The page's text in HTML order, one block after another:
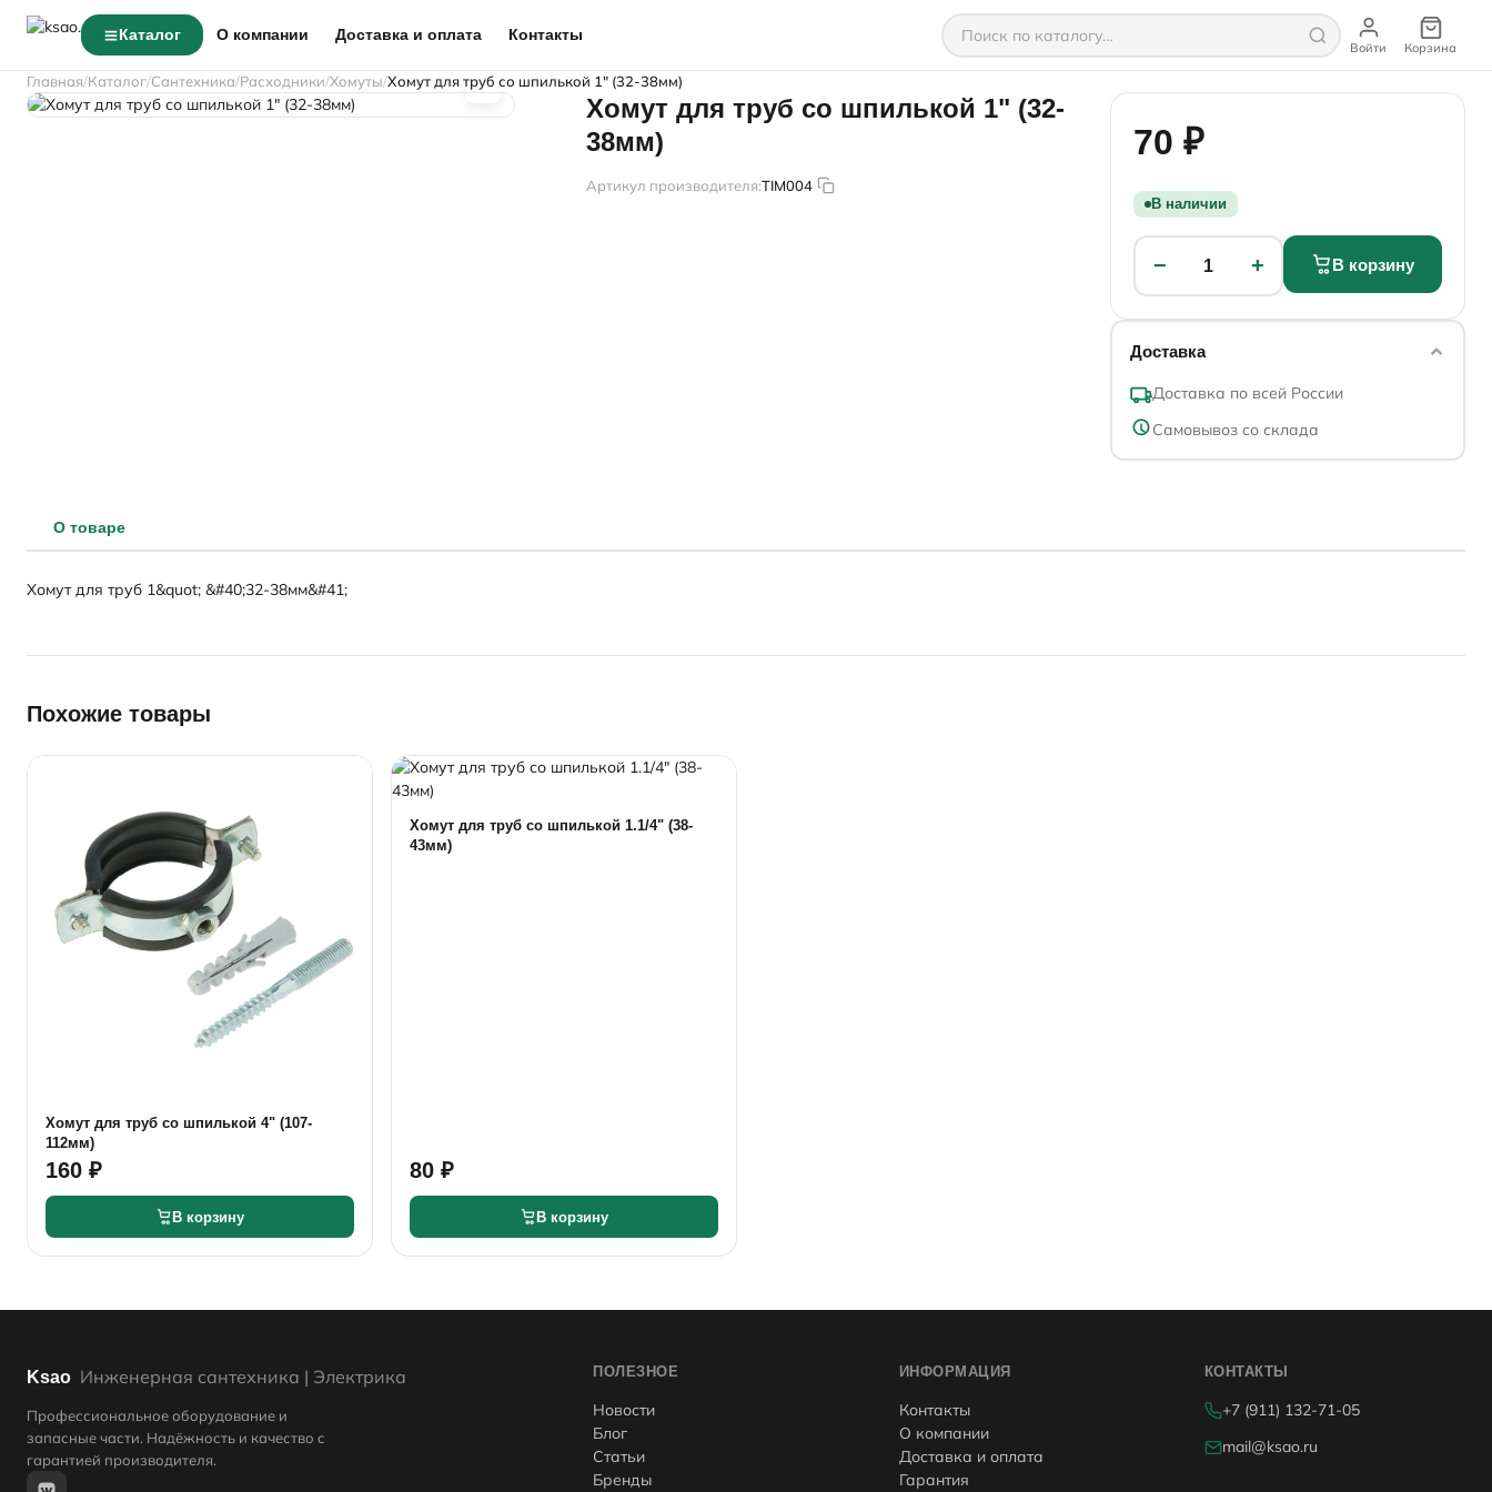
Каталог О компании Доставка и оплата Контакты
Войти Корзина
Главная Каталог Сантехника Расходники Хомуты Хомут для труб со шпилькой 1" (32-38мм)
Хомут для труб со шпилькой 1" (32-
38мм)
Артикул производителя:TIM004
70 ₽
В наличии
− 1 + В корзину
Доставка
Доставка по всей России
Самовывоз со склада
О товаре
Хомут для труб 1&quot; &#40;32-38мм&#41;
Похожие товары
Хомут для труб со шпилькой 4" (107-
112мм)
160 ₽
В корзину
Хомут для труб со шпилькой 1.1/4" (38-
43мм)
80 ₽
В корзину
Ksao Инженерная сантехника | Электрика
Профессиональное оборудование и
запасные части. Надёжность и качество с
гарантией производителя.
ПОЛЕЗНОЕ
Новости
Блог
Статьи
Бренды
ИНФОРМАЦИЯ
Контакты
О компании
Доставка и оплата
Гарантия
КОНТАКТЫ
+7 (911) 132-71-05
mail@ksao.ru